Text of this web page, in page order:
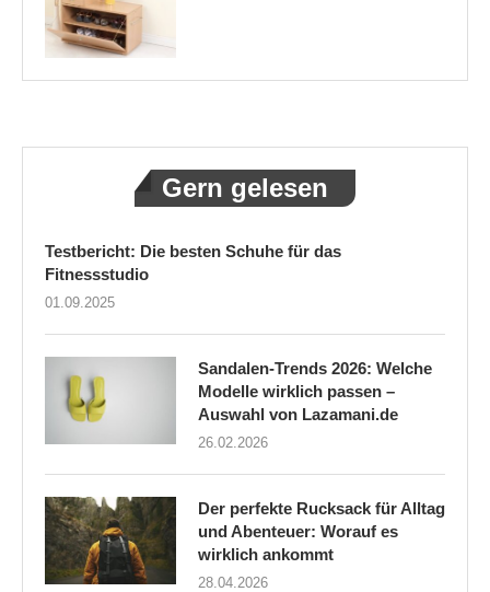
Gern gelesen
Testbericht: Die besten Schuhe für das
Fitnessstudio
01.09.2025
Sandalen-Trends 2026: Welche
Modelle wirklich passen –
Auswahl von Lazamani.de
26.02.2026
Der perfekte Rucksack für Alltag
und Abenteuer: Worauf es
wirklich ankommt
28.04.2026